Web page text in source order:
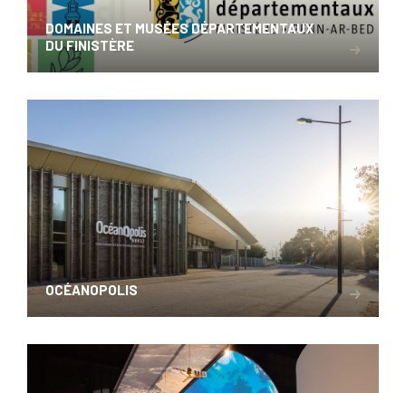
DOMAINES ET MUSÉES DÉPARTEMENTAUX
DU FINISTÈRE
OCÉANOPOLIS